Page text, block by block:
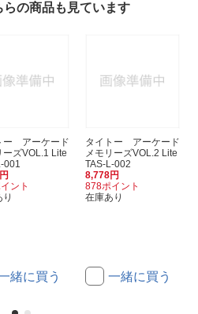
の商品も見ています
ー アーケード
ーズVOL.1 Lite
001
ント
緒に買う
タイトー アーケード
メモリーズVOL.2 Lite
TAS-L-002
8,778円
878ポイント
在庫あり
一緒に買う